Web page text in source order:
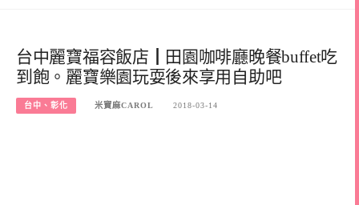
台中麗寶福容飯店┃田園咖啡廳晚餐buffet吃
到飽。麗寶樂園玩耍後來享用自助吧
台中、彰化 米寶麻CAROL 2018-03-14